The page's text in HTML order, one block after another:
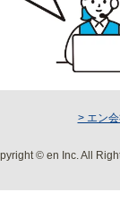
> エン
© en Inc. All